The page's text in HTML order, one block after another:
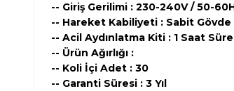
-- Giriş Gerilimi : 230-240V / 50-
-- Hareket Kabiliyeti : Sabit Gövde
-- Acil Aydınlatma Kiti : 1 Saat
-- Ürün Ağırlığı :
-- Koli İçi Adet : 30
-- Garanti Süresi : 3 Yıl